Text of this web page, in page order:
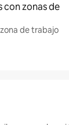
zonas de
de trabajo